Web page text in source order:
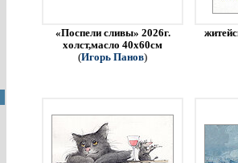
«Поспели сливы» 2026г.
холст,масло 40х60см
(Игорь Панов)